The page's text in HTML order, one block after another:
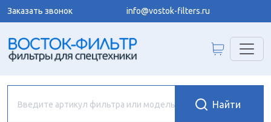
Заказать звонок info@vostok-filters.ru